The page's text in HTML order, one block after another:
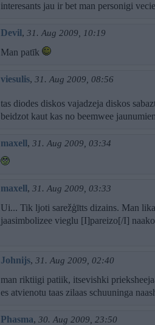
interesants jau ir bet man personigi
Devil, 31. Aug 2009, 10:19
Man patīk
viesulis, 31. Aug 2009, 08:56
tas diodes diskos vajadzeja diskos
beidzot kaut kas no beemwee
maxell, 31. Aug 2009, 03:34
maxell, 31. Aug 2009, 03:33
Ui... Tik ljoti sarežģītts dizains. Man
jaasimbolizee vieglu [I]pareizo[/I]
Johnijs, 31. Aug 2009, 02:40
man riktiigi patiik, itsevishki
es atvienotu taas zilaas schuuninga
Phasma, 30. Aug 2009, 23:50